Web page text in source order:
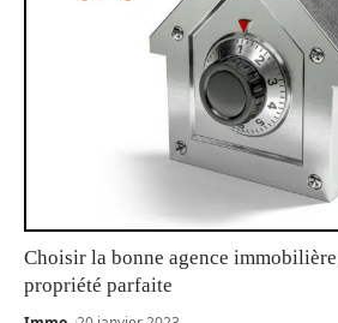
Choisir la bonne agence
propriété parfaite